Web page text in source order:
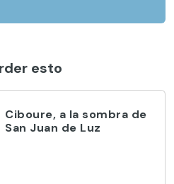
esto
Ciboure, a la sombra de
San Juan de Luz